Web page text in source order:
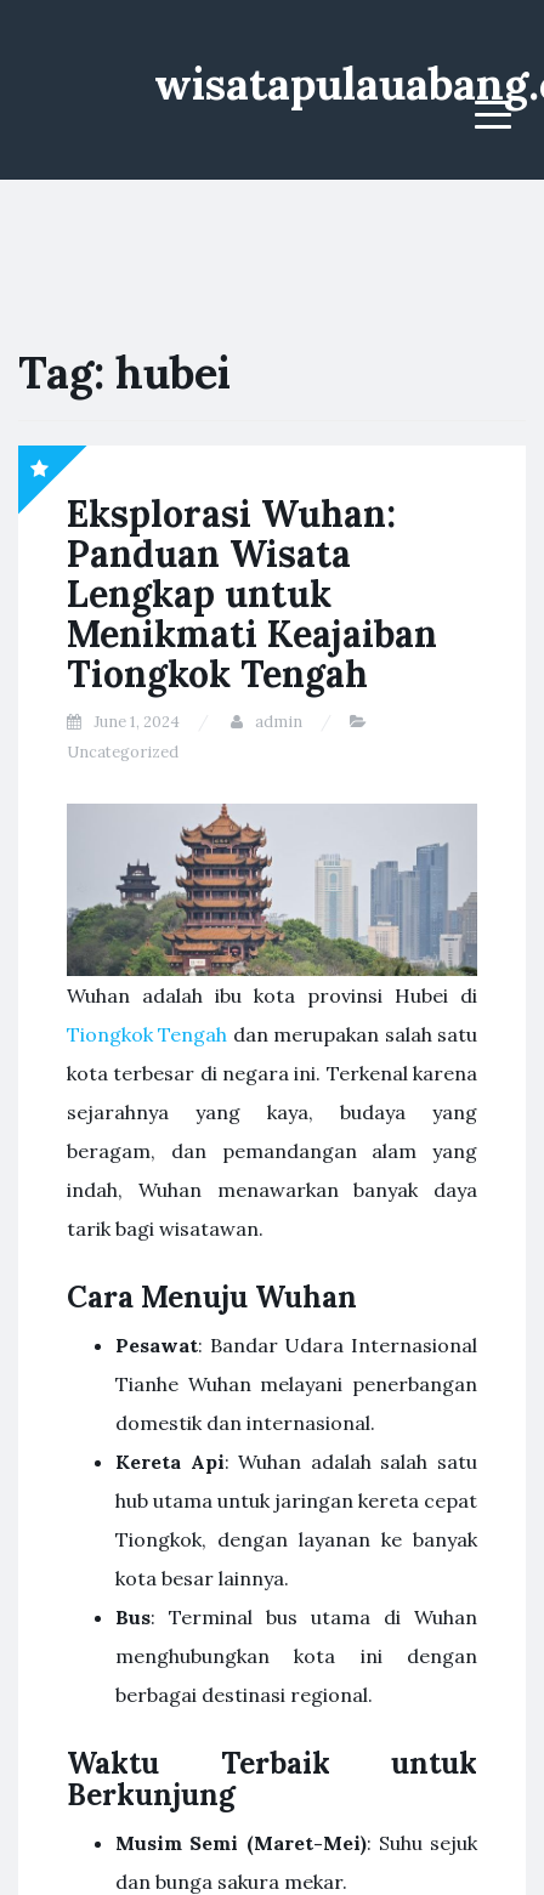
Menu
Tag: hubei
Eksplorasi Wuhan:
Panduan Wisata
Lengkap untuk
Menikmati Keajaiban
Tiongkok Tengah
June 1, 2024
admin
Uncategorized
Wuhan adalah ibu kota provinsi Hubei di
Tiongkok Tengah dan merupakan salah satu
kota terbesar di negara ini. Terkenal karena
sejarahnya yang kaya, budaya yang
beragam, dan pemandangan alam yang
indah, Wuhan menawarkan banyak daya
tarik bagi wisatawan.
Cara Menuju Wuhan
Pesawat: Bandar Udara Internasional
Tianhe Wuhan melayani penerbangan
domestik dan internasional.
Kereta Api: Wuhan adalah salah satu
hub utama untuk jaringan kereta cepat
Tiongkok, dengan layanan ke banyak
kota besar lainnya.
Bus: Terminal bus utama di Wuhan
menghubungkan kota ini dengan
berbagai destinasi regional.
Waktu Terbaik untuk
Berkunjung
Musim Semi (Maret-Mei): Suhu sejuk
dan bunga sakura mekar.